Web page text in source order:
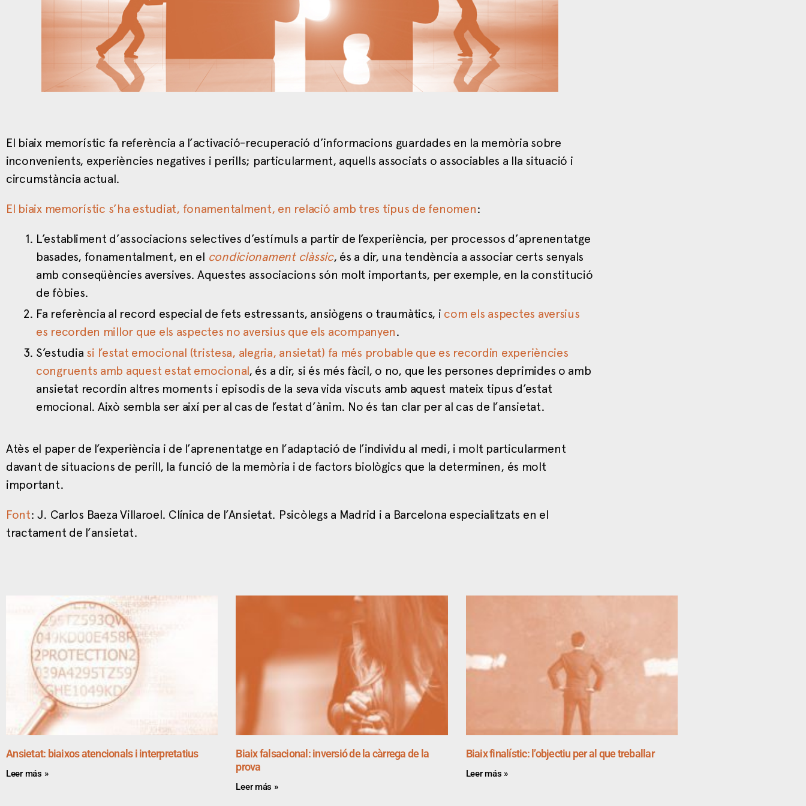
El biaix memorístic fa referència a l’activació-recuperació d’informacions guardades en la memòria sobre
inconvenients, experiències negatives i perills; particularment, aquells associats o associables a lla situació i
circumstància actual.
El biaix memorístic s’ha estudiat, fonamentalment, en relació amb tres tipus de fenomen:
L’establiment d’associacions selectives d’estímuls a partir de l’experiència, per processos d’aprenentatge
basades, fonamentalment, en el condicionament clàssic, és a dir, una tendència a associar certs senyals
amb conseqüències aversives. Aquestes associacions són molt importants, per exemple, en la constitució
de fòbies.
Fa referència al record especial de fets estressants, ansiògens o traumàtics, i com els aspectes aversius
es recorden millor que els aspectes no aversius que els acompanyen.
S’estudia si l’estat emocional (tristesa, alegria, ansietat) fa més probable que es recordin experiències
congruents amb aquest estat emocional, és a dir, si és més fàcil, o no, que les persones deprimides o amb
ansietat recordin altres moments i episodis de la seva vida viscuts amb aquest mateix tipus d’estat
emocional. Això sembla ser així per al cas de l’estat d’ànim. No és tan clar per al cas de l’ansietat.
Atès el paper de l’experiència i de l’aprenentatge en l’adaptació de l’individu al medi, i molt particularment
davant de situacions de perill, la funció de la memòria i de factors biològics que la determinen, és molt
important.
Font: J. Carlos Baeza Villaroel. Clínica de l’Ansietat. Psicòlegs a Madrid i a Barcelona especialitzats en el
tractament de l’ansietat.
Ansietat: biaixos atencionals i interpretatius
Leer más »
Biaix falsacional: inversió de la càrrega de la
prova
Leer más »
Biaix finalístic: l’objectiu per al que treballar
Leer más »